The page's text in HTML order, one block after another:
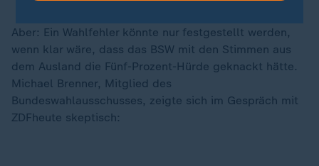
Aber: Ein Wahlfehler könnte nur festgestellt werden,
wenn klar wäre, dass das BSW mit den Stimmen aus
dem Ausland die Fünf-Prozent-Hürde geknackt hätte.
Michael Brenner, Mitglied des
Bundeswahlausschusses, zeigte sich im Gespräch mit
ZDFheute skeptisch: